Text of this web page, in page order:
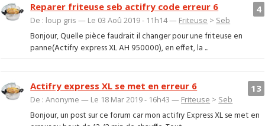
4
Reparer friteuse seb actifry code erreur 6
De : loup gris — Le 03 Aoû 2019 - 11h14 — Friteuse > Seb
Bonjour, Quelle pièce faudrait il changer pour une friteuse en
panne(Actifry express XL AH 950000), en effet, la ...
13
Actifry express XL se met en erreur 6
De : Anonyme — Le 18 Mar 2019 - 16h43 — Friteuse > Seb
Bonjour, un post sur ce forum car mon actifry Express XL se met en